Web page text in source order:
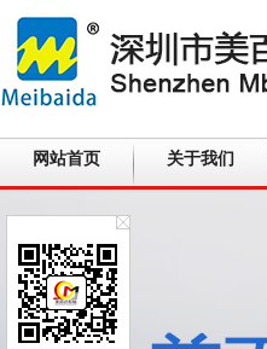
网站首页 关于我们